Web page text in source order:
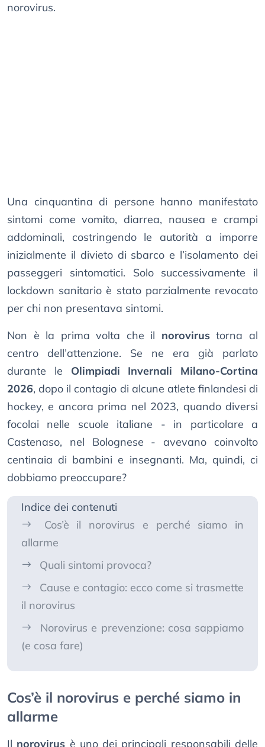
norovirus.
Una cinquantina di persone hanno manifestato
sintomi come vomito, diarrea, nausea e crampi
addominali, costringendo le autorità a imporre
inizialmente il divieto di sbarco e l’isolamento dei
passeggeri sintomatici. Solo successivamente il
lockdown sanitario è stato parzialmente revocato
per chi non presentava sintomi.
Non è la prima volta che il norovirustorna al
centro dell’attenzione. Se ne era già parlato
durante le Olimpiadi Invernali Milano-Cortina
2026, dopo il contagio di alcune atlete finlandesi di
hockey, e ancora prima nel 2023, quando diversi
focolai nelle scuole italiane - in particolare a
Castenaso, nel Bolognese - avevano coinvolto
centinaia di bambini e insegnanti. Ma, quindi, ci
dobbiamo preoccupare?
Indice dei contenuti
Cos’è il norovirus e perché siamo in
allarme
Quali sintomi provoca?
Cause e contagio: ecco come si trasmette
il norovirus
Norovirus e prevenzione: cosa sappiamo
(e cosa fare)
Cos’è il norovirus e perché siamo in
allarme
Il norovirus è uno dei principali responsabili delle